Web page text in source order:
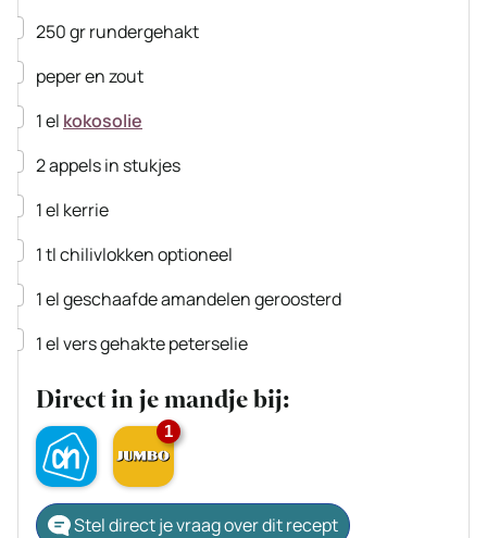
▢
250grrundergehakt
▢
peper en zout
▢
1el kokosolie
▢
2appelsin stukjes
▢
1el kerrie
▢
1tlchilivlokkenoptioneel
▢
1elgeschaafde amandelengeroosterd
▢
1elvers gehakte peterselie
Direct in je mandje bij:
1
Stel direct je vraag over dit recept